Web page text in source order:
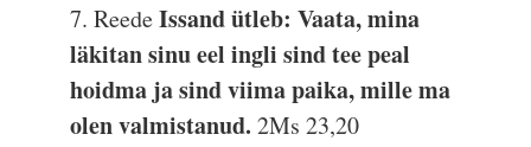
7. ReedeIssand ütleb: Vaata, mina
läkitan sinu eel ingli sind tee peal
hoidma ja sind viima paika, mille ma
olen valmistanud.2Ms 23,20